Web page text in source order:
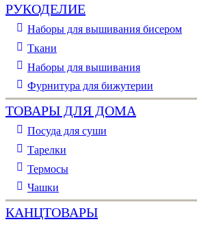
РУКОДЕЛИЕ
Наборы для вышивания бисером
Ткани
Наборы для вышивания
Фурнитура для бижутерии
ТОВАРЫ ДЛЯ ДОМА
Посуда для суши
Тарелки
Термосы
Чашки
КАНЦТОВАРЫ